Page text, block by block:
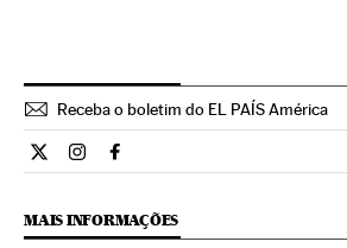
Receba o boletim do EL PAÍS América
Internacional El País Brasil en Twitter
Internacional El País Brasil en
Internacional El País Brasil
MAIS INFORMAÇÕES